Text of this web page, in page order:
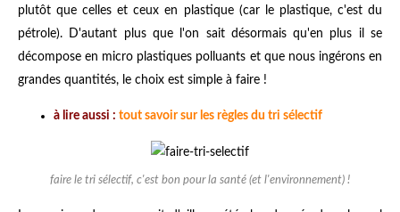
plutôt que celles et ceux en plastique (car le plastique, c'est du
pétrole). D'autant plus que l'on sait désormais qu'en plus il se
décompose en micro plastiques polluants et que nous ingérons en
grandes quantités, le choix est simple à faire !
à lire aussi : tout savoir sur les règles du tri sélectif
faire le tri sélectif, c'est bon pour la santé (et l'environnement) !